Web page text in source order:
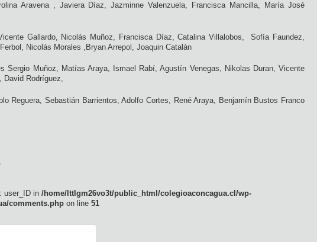
Aravena , Javiera Díaz, Jazminne Valenzuela, Francisca Mancilla, María José
Gallardo, Nicolás Muñoz, Francisca Díaz, Catalina Villalobos, Sofía Faundez,
Nicolás Morales ,Bryan Arrepol, Joaquin Catalán
Sergio Muñoz, Matías Araya, Ismael Rabí, Agustín Venegas, Nikolas Duran, Vicente
David Rodríguez,
Reguera, Sebastián Barrientos, Adolfo Cortes, René Araya, Benjamín Bustos Franco
user_ID in /home/lttlgm26vo3t/public_html/colegioaconcagua.cl/wp-
comments.php on line 51